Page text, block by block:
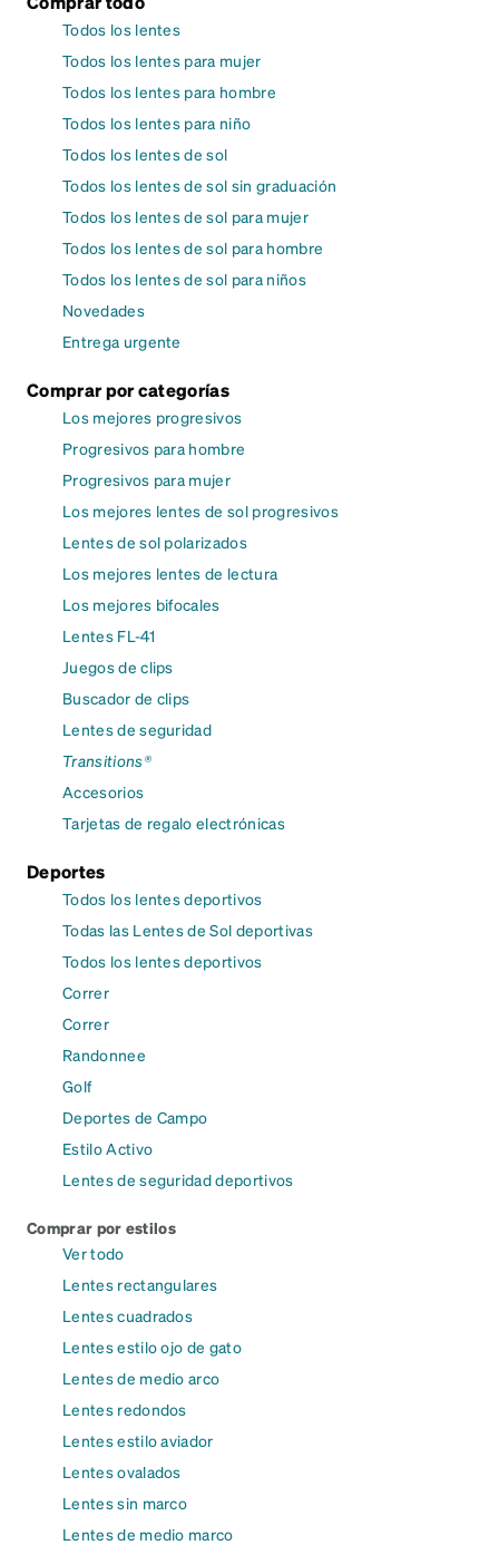
Todos los lentes
Todos los lentes para mujer
Todos los lentes para hombre
Todos los lentes para niño
Todos los lentes de sol
Todos los lentes de sol sin graduación
Todos los lentes de sol para mujer
Todos los lentes de sol para hombre
Todos los lentes de sol para niños
Novedades
Entrega urgente
Comprar por categorías
Los mejores progresivos
Progresivos para hombre
Progresivos para mujer
Los mejores lentes de sol progresivos
Lentes de sol polarizados
Los mejores lentes de lectura
Los mejores bifocales
Lentes FL-41
Juegos de clips
Buscador de clips
Lentes de seguridad
Transitions®
Accesorios
Tarjetas de regalo electrónicas
Deportes
Todos los lentes deportivos
Todas las Lentes de Sol deportivas
Todos los lentes deportivos
Correr
Correr
Randonnee
Golf
Deportes de Campo
Estilo Activo
Lentes de seguridad deportivos
Comprar por estilos
Ver todo
Lentes rectangulares
Lentes cuadrados
Lentes estilo ojo de gato
Lentes de medio arco
Lentes redondos
Lentes estilo aviador
Lentes ovalados
Lentes sin marco
Lentes de medio marco